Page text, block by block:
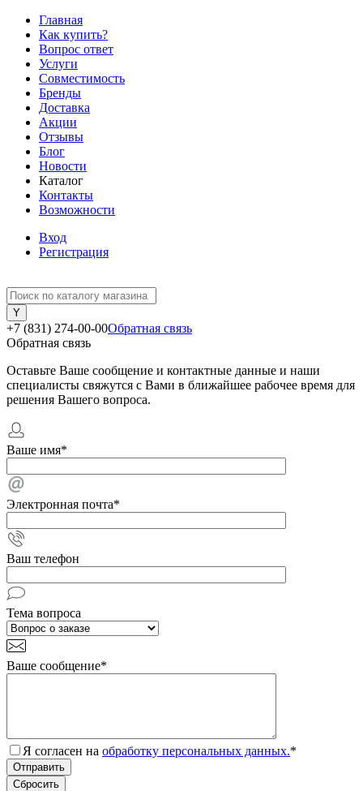
Главная
Как купить?
Вопрос ответ
Услуги
Совместимость
Бренды
Доставка
Акции
Отзывы
Блог
Новости
Каталог
Контакты
Возможности
Вход
Регистрация
+7 (831) 274-00-00Обратная связь
Обратная связь
Оставьте Ваше сообщение и контактные данные и наши
специалисты свяжутся с Вами в ближайшее рабочее время для
решения Вашего вопроса.
Ваше имя*
Электронная почта*
Ваш телефон
Тема вопроса
Ваше сообщение*
Я согласен на обработку персональных данных.*